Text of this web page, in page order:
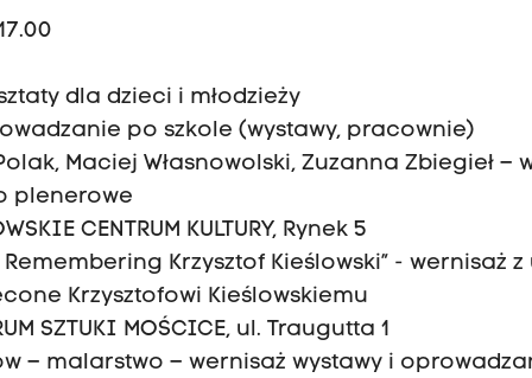
dla dzieci i młodzieży
po szkole (wystawy, pracownie)
Maciej Własnowolski, Zuzanna Zbiegieł –
plenerowe
CENTRUM KULTURY, Rynek 5
Remembering Krzysztof Kieślowski” - wernisaż
Krzysztofowi Kieślowskiemu
SZTUKI MOŚCICE, ul. Traugutta 1
– malarstwo – wernisaż wystawy i